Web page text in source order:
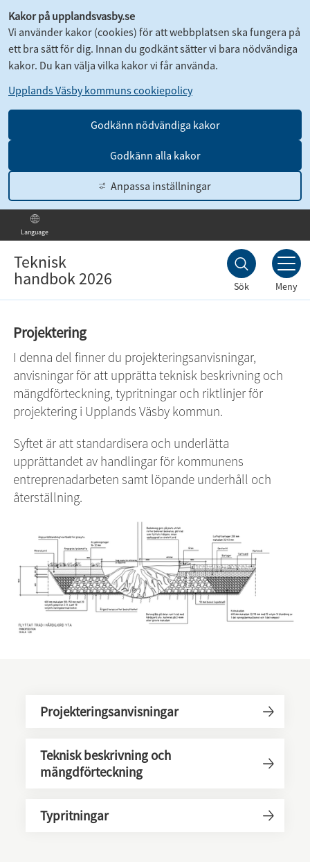
Kakor på upplandsvasby.se
Vi använder kakor (cookies) för att webbplatsen ska fungera på
ett bra sätt för dig. Innan du godkänt sätter vi bara nödvändiga
kakor. Du kan välja vilka kakor vi får använda.
Upplands Väsby kommuns cookiepolicy
Godkänn nödvändiga kakor
Godkänn alla kakor
Anpassa inställningar
Till
innehållet
Language
Teknisk
handbok 2026 Sök Meny
Projektering
I denna del finner du projekteringsanvisningar,
anvisningar för att upprätta teknisk beskrivning och
mängdförteckning, typritningar och riktlinjer för
projektering i Upplands Väsby kommun.
Syftet är att standardisera och underlätta
upprättandet av handlingar för kommunens
entreprenadarbeten samt löpande underhåll och
återställning.
Projekteringsanvisningar
Teknisk beskrivning och
mängdförteckning
Typritningar